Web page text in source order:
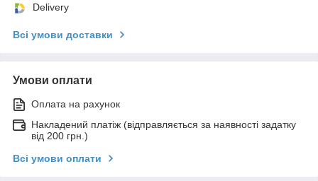
Delivery
Всі умови доставки
Умови оплати
Оплата на рахунок
Накладений платіж (відправляється за наявності задатку
від 200 грн.)
Всі умови оплати